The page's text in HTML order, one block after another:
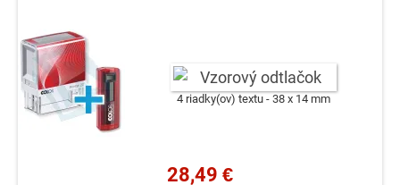
4 riadky(ov) textu 38 x 14 mm
28,49 €